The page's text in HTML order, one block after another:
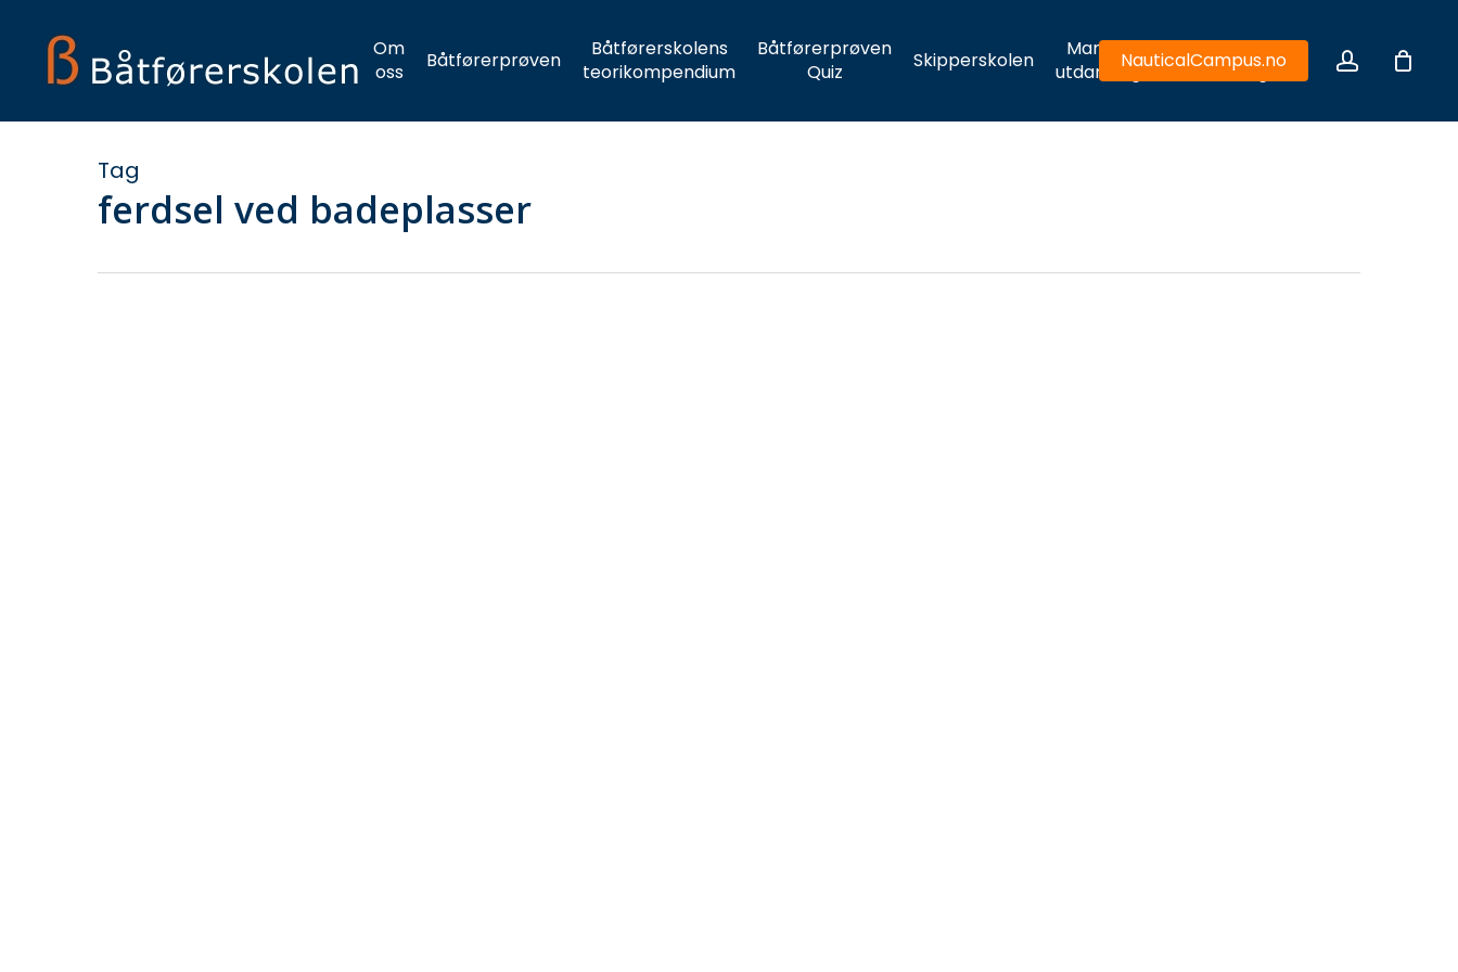
content
Om
oss
Båtførerprøven
Båtførerskolens
teorikompendium
Båtførerprøven
Quiz
Skipperskolen
Maritim
utdanning
Hydrodynamiske
utfordringer
NauticalCampus.no account
Tag
ferdsel ved badeplasser